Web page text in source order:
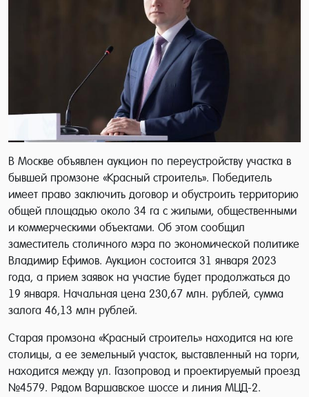
В Москве объявлен аукцион по переустройству участка в
бывшей промзоне «Красный строитель». Победитель
имеет право заключить договор и обустроить территорию
общей площадью около 34 га с жилыми, общественными
и коммерческими объектами. Об этом сообщил
заместитель столичного мэра по экономической политике
Владимир Ефимов. Аукцион состоится 31 января 2023
года, а прием заявок на участие будет продолжаться до
19 января. Начальная цена 230,67 млн. рублей, сумма
залога 46,13 млн рублей.
Старая промзона «Красный строитель» находится на юге
столицы, а ее земельный участок, выставленный на торги,
находится между ул. Газопровод и проектируемый проезд
№4579. Рядом Варшавское шоссе и линия МЦД-2.